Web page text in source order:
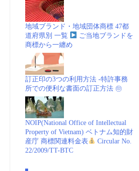
地域ブランド・地域団体商標 47都
道府県別 一覧
ご当地ブランドを
商標から一纏め
訂正印の3つの利用方法 -特許事務
所での便利な書面の訂正方法 ㊞
NOIP(National Office of Intellectual
Property of Vietnam) ベトナム知的財
産庁 商標関連料金表
Circular No.
22/2009/TT-BTC